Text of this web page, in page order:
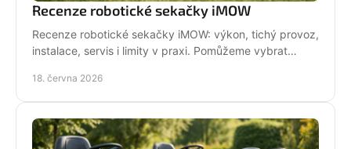
Recenze robotické sekačky iMOW
Recenze robotické sekačky iMOW: výkon, tichý provoz,
instalace, servis i limity v praxi. Pomůžeme vybrat
18. června 2026